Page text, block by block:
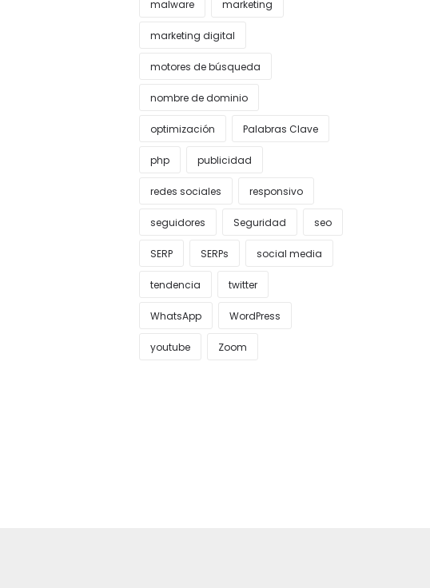
malware marketing
marketing digital
motores de búsqueda
nombre de dominio
optimización Palabras Clave
php publicidad
redes sociales responsivo
seguidores Seguridad seo
SERP SERPs social media
tendencia twitter
WhatsApp WordPress
youtube Zoom